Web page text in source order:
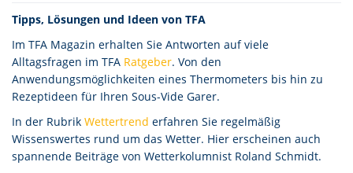
Tipps, Lösungen und Ideen von TFA
Im TFA Magazin erhalten Sie Antworten auf viele
Alltagsfragen im TFA Ratgeber. Von den
Anwendungsmöglichkeiten eines Thermometers bis hin zu
Rezeptideen für Ihren Sous-Vide Garer.
In der Rubrik Wettertrend erfahren Sie regelmäßig
Wissenswertes rund um das Wetter. Hier erscheinen auch
spannende Beiträge von Wetterkolumnist Roland Schmidt.